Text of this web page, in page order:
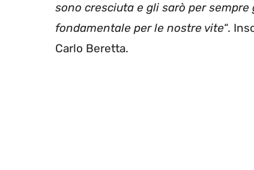
sono cresciuta e gli sarò per
fondamentale per le nostre vite“.
Carlo Beretta.